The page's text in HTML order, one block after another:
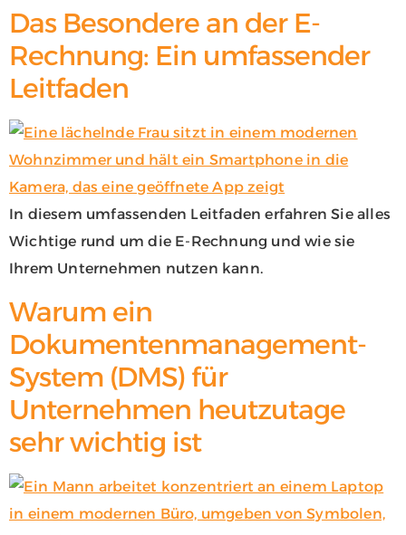
Das Besondere an der E-
Rechnung: Ein umfassender
Leitfaden
In diesem umfassenden Leitfaden erfahren Sie alles
Wichtige rund um die E-Rechnung und wie sie
Ihrem Unternehmen nutzen kann.
Warum ein
Dokumentenmanagement-
System (DMS) für
Unternehmen heutzutage
sehr wichtig ist